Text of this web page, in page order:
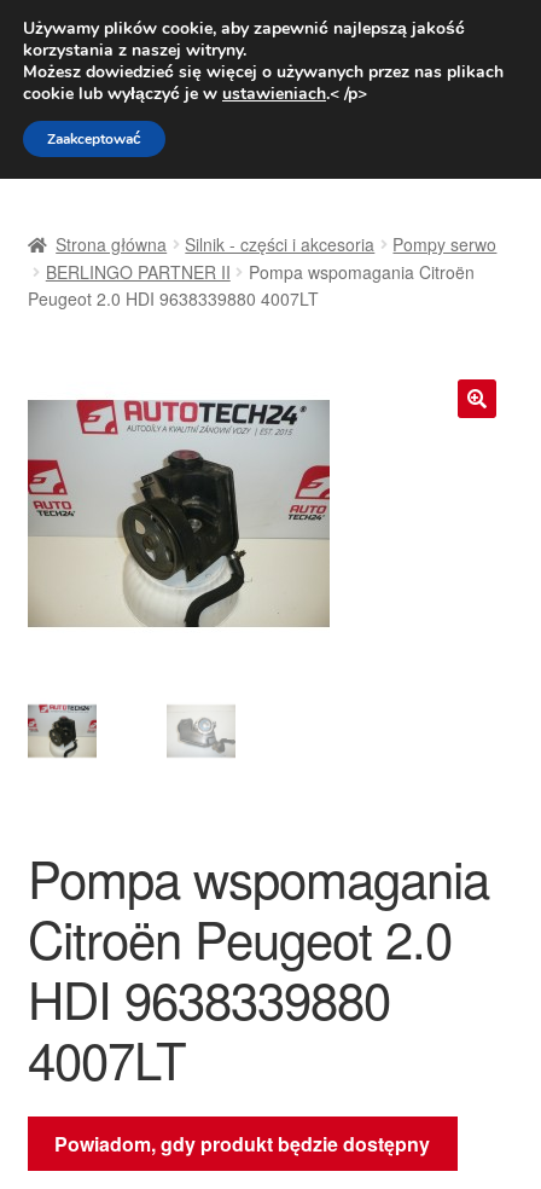
DOSTAWA od 31 zł
Pn.-pt. 9:00-16:00800 003 167
Przejdź
do
nawigacji
Przejdź
do
treści
Dostawa
Moje konto
O nas
Procedura reklamacyjna
Zamówienia
Zasady i warunki
Strona główna Silnik - części i akcesoria
Pompy serwo
BERLINGO PARTNER II
Pompa wspomagania Citroën
Peugeot 2.0 HDI 9638339880 4007LT
Pompa wspomagania
Citroën Peugeot 2.0
HDI 9638339880
4007LT
Powiadom, gdy produkt będzie dostępny
Używamy plików cookie, aby zapewnić najlepszą jakość
korzystania z naszej witryny.
Możesz dowiedzieć się więcej o używanych przez nas plikach
cookie lub wyłączyć je w ustawieniach.< /p>
Zaakceptować